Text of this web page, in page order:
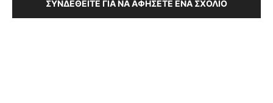
ΣΥΝΔΕΘΕΊΤΕ ΓΙΑ ΝΑ ΑΦΉΣΕΤΕ ΈΝΑ ΣΧΌΛΙΟ